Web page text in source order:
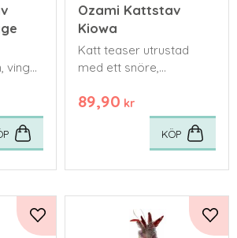
vingar
Ozami Kattstav
Kiowa
Katt teaser utrustad
med ett snöre,
rävpäls.
89,90 kr
KÖP
Lägg till i favoriter